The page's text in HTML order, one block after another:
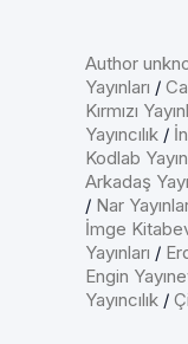
Author
Yayınları /
Kırmızı
Yayıncılık /
Kodlab
Arkadaş
/ Nar
İmge
Yayınları /
Engin
Yayıncılık /